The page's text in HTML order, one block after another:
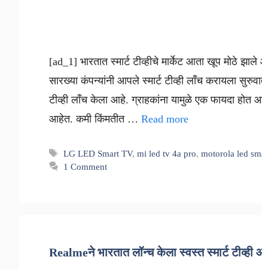
[ad_1] भारतात स्मार्ट टीव्हीचे मार्केट आता खूप मोठे
सारख्या कंपन्यांनी आपले स्मार्ट टीव्ही लाँच करायला
टीव्ही लाँच केला आहे. ग्राहकांना यामुळे एक फायदा होत
आहेत. कमी किंमतीत … Read more
Tags
LG LED Smart TV,mi led tv 4a pro,motorola led
1 Comment
Realmeने भारतात लॉन्च केला स्वस्त स्मार्ट टीव्ही